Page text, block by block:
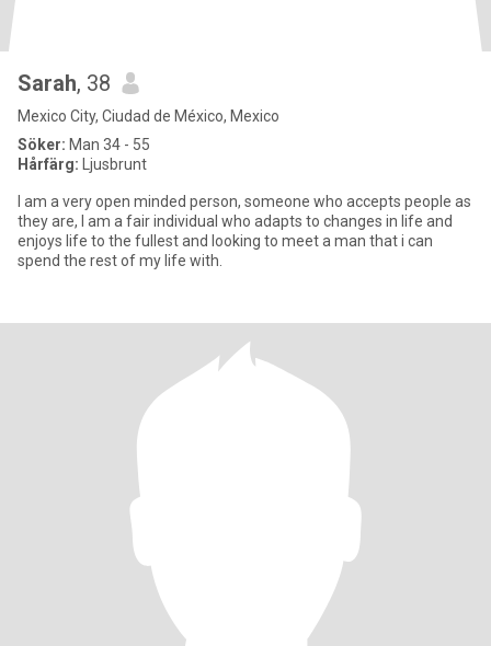
Sarah, 38
Mexico City, Ciudad de México, Mexico
Söker: Man 34 - 55
Hårfärg: Ljusbrunt
I am a very open minded person, someone who accepts people as
they are, I am a fair individual who adapts to changes in life and
enjoys life to the fullest and looking to meet a man that i can
spend the rest of my life with.